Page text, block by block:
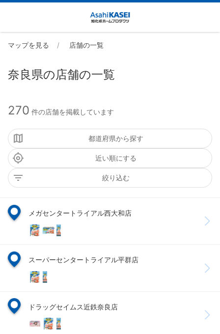
マップを見る 店舗の一覧
奈良県の店舗の一覧
270 件の店舗を掲載しています
都道府県から探す
近い順にする
絞り込む
メガセンタートライアル西大和店
スーパーセンタートライアル平群店
ドラッグセイムス近鉄奈良店